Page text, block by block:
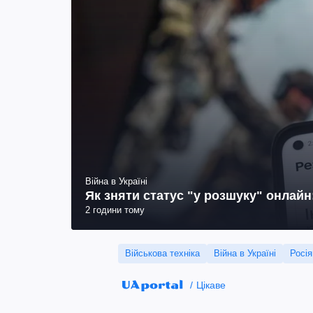
Війна в Україні
Як зняти статус "у розшуку"
2 години тому
Військова техніка Війна в Україні
Цікаве